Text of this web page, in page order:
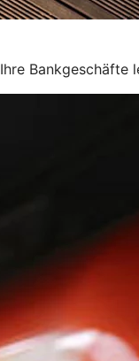
Bankgeschäfte